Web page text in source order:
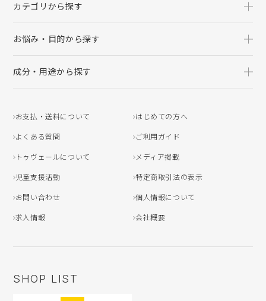
カテゴリから探す
お悩み・目的から探す
成分・用途から探す
お支払・送料について はじめての方へ
よくある質問 ご利用ガイド
トゥヴェールについて メディア掲載
児童支援活動 特定商取引法の表示
お問い合わせ 個人情報について
求人情報 会社概要
SHOP LIST